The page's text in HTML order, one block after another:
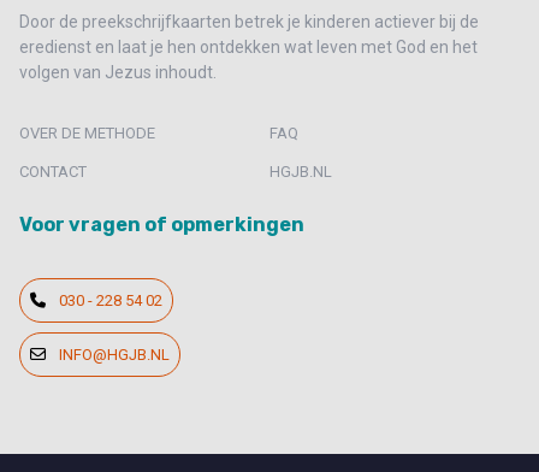
Door de preekschrijfkaarten betrek je kinderen actiever bij de
eredienst en laat je hen ontdekken wat leven met God en het
volgen van Jezus inhoudt.
OVER DE METHODE FAQ
CONTACT HGJB.NL
Voor vragen of opmerkingen
030 - 228 54 02
INFO@HGJB.NL